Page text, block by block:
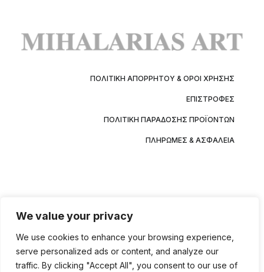
We value your privacy
We use cookies to enhance your browsing experience,
serve personalized ads or content, and analyze our
traffic. By clicking "Accept All", you consent to our use of
ΠΟΛΙΤΙΚΉ ΑΠΟΡΡΉΤΟΥ & ΌΡΟΙ ΧΡΉΣΗΣ
ΕΠΙΣΤΡΟΦΈΣ
ΠΟΛΙΤΙΚΉ ΠΑΡΆΔΟΣΗΣ ΠΡΟΪΌΝΤΩΝ
ΠΛΗΡΩΜΈΣ & ΑΣΦΆΛΕΙΑ